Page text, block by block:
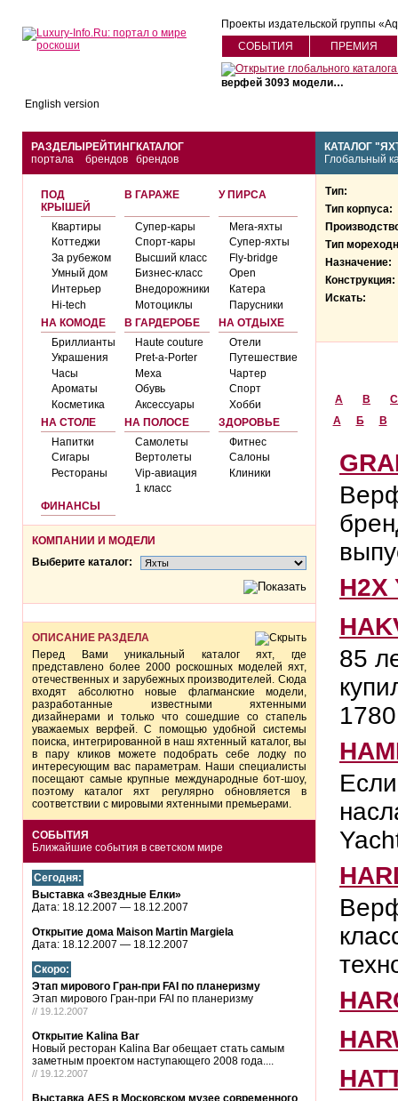
Проекты издательской группы
СОБЫТИЯ
ПРЕМИЯ
верфей 3093 модели…
English version
РАЗДЕЛЫ
портала
РЕЙТИНГ
брендов
КАТАЛОГ
брендов
КАТАЛОГ
Глобальный
ПОД
КРЫШЕЙ
В ГАРАЖЕ У ПИРСА
Квартиры
Коттеджи
За рубежом
Умный дом
Интерьер
Hi-tech
Супер-кары
Спорт-кары
Высший класс
Бизнес-класс
Внедорожники
Мотоциклы
Мега-яхты
Супер-яхты
Fly-bridge
Open
Катера
Парусники
НА КОМОДЕ
В ГАРДЕРОБЕ
НА ОТДЫХЕ
Бриллианты
Украшения
Часы
Ароматы
Косметика
Haute couture
Pret-а-Porter
Меха
Обувь
Аксессуары
Отели
Путешествие
Чартер
Спорт
Хобби
НА СТОЛЕ
НА ПОЛОСЕ
ЗДОРОВЬЕ
Напитки
Сигары
Рестораны
Самолеты
Вертолеты
Vip-авиация
1 класс
Фитнес
Салоны
Клиники
ФИНАНСЫ
КОМПАНИИ И МОДЕЛИ
Выберите каталог:
ОПИСАНИЕ РАЗДЕЛА
Перед Вами уникальный каталог яхт, где
представлено более 2000 роскошных моделей яхт,
отечественных и зарубежных производителей. Сюда
входят абсолютно новые флагманские модели,
разработанные известными яхтенными
дизайнерами и только что сошедшие со стапель
уважаемых верфей. С помощью удобной системы
поиска, интегрированной в наш яхтенный каталог, вы
в пару кликов можете подобрать себе лодку по
интересующим вас параметрам. Наши специалисты
посещают самые крупные международные бот-шоу,
поэтому каталог яхт регулярно обновляется в
соответствии с мировыми яхтенными премьерами.
СОБЫТИЯ
Ближайшие события в светском мире
Сегодня:
Выставка «Звездные Елки»
Дата: 18.12.2007 — 18.12.2007
Открытие дома Maison Martin Margiela
Дата: 18.12.2007 — 18.12.2007
Скоро:
Этап мирового Гран-при FAI по планеризму
Этап мирового Гран-при FAI по планеризму
// 19.12.2007
Открытие Kalina Bar
Новый ресторан Kalina Bar обещает стать самым
заметным проектом наступающего 2008 года....
// 19.12.2007
Выставка AES в Московском музее современного
Тип:
Тип корпуса:
Тип
Назначение:
Конструкция:
Искать:
A B
C
А
Б В
H2X
85